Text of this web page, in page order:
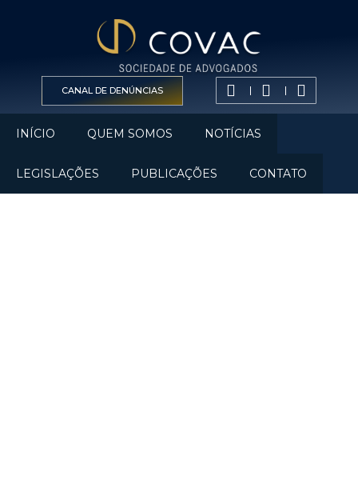
CANAL DE DENÚNCIAS
INÍCIO QUEM SOMOS NOTÍCIAS
LEGISLAÇÕES PUBLICAÇÕES CONTATO